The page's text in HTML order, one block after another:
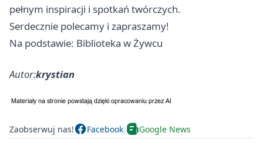
pełnym inspiracji i spotkań twórczych.
Serdecznie polecamy i zapraszamy!
Na podstawie: Biblioteka w Żywcu
Autor:krystian
Zaobserwuj nas! Facebook Google News